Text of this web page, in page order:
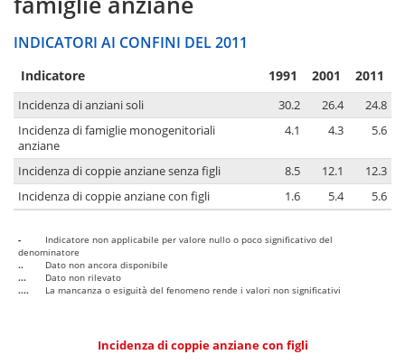
INDICATORI AI CONFINI DEL 2011
Indicatore 1991 2001 2011
Incidenza di anziani soli 30.2 26.4
24.8
Incidenza di famiglie monogenitoriali
anziane
4.1 4.3 5.6
Incidenza di coppie anziane senza figli 8.5 12.1
12.3
Incidenza di coppie anziane con figli
1.6 5.4 5.6
-
Indicatore non applicabile per valore nullo o poco significativo del
denominatore
..
Dato non ancora disponibile
...
Dato non rilevato
....
La mancanza o esiguità del fenomeno rende i valori non significativi
Incidenza di coppie anziane con figli